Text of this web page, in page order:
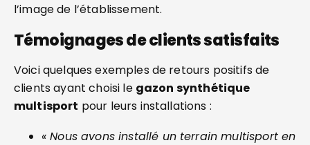
l’image de l’établissement.
Témoignages de clients satisfaits
Voici quelques exemples de retours positifs de
clients ayant choisi le gazon synthétique
multisport pour leurs installations :
« Nous avons installé un terrain multisport en